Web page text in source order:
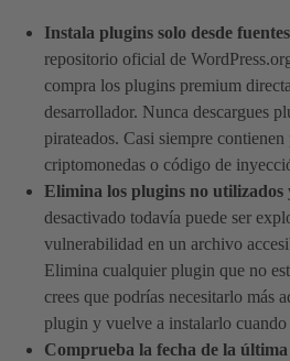
Instala plugins solo desde
repositorio oficial de
compra los plugins premium
desarrollador. Nunca descargues
pirateados. Casi siempre
criptomonedas o código de
Elimina los plugins no utilizados
desactivado todavía puede ser
vulnerabilidad en un archivo
Elimina cualquier plugin que no
crees que podrías necesitarlo más
plugin y vuelve a instalarlo
Comprueba la fecha de la